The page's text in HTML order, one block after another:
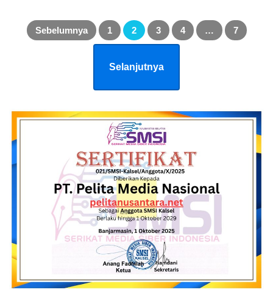
Paginasi
posSebelumnya 1 2 3 4 … 7
Selanjutnya